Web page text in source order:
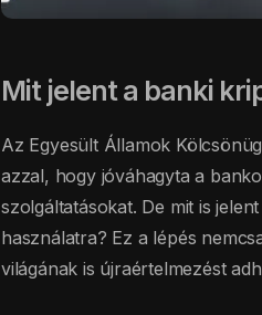
Mit jelent a banki
Az Egyesült Államok
azzal, hogy jóváhagyta a
szolgáltatásokat. De mit is
használatra? Ez a lépés
világának is újraértelmezést